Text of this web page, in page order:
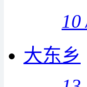
10
大东乡